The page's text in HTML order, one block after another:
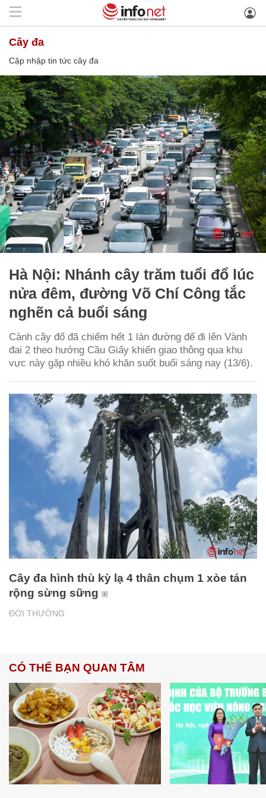
cây đa
Cập nhập tin tức cây đa
Hà Nội: Nhánh cây trăm tuổi đổ lúc
nửa đêm, đường Võ Chí Công tắc
nghẽn cả buổi sáng
Cành cây đổ đã chiếm hết 1 làn đường để đi lên Vành
đai 2 theo hướng Cầu Giấy khiến giao thông qua khu
vực này gặp nhiều khó khăn suốt buổi sáng nay (13/6).
ĐỜI THƯỜNG
Cây đa hình thù kỳ lạ 4 thân chụm 1 xòe tán
rộng sừng sững
CÓ THỂ BẠN QUAN TÂM